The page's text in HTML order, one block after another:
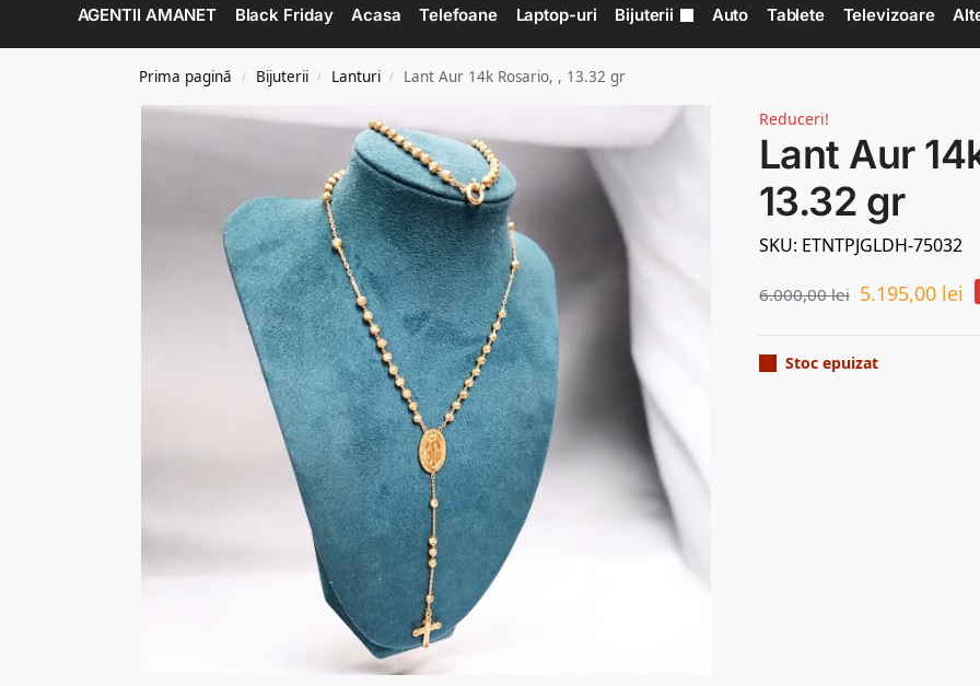
AGENTII AMANET Black Friday Acasa Telefoane Laptop-uri Bijuterii Auto Tablete Televizoare
Prima pagină / Bijuterii / Lanturi / Lant Aur 14k Rosario, , 13.32 gr
Reduceri!
Lant Aur
13.32 gr
SKU: ETNTPJGLDH-75032
6.000,00lei 5.195,00 lei
Stoc epuizat